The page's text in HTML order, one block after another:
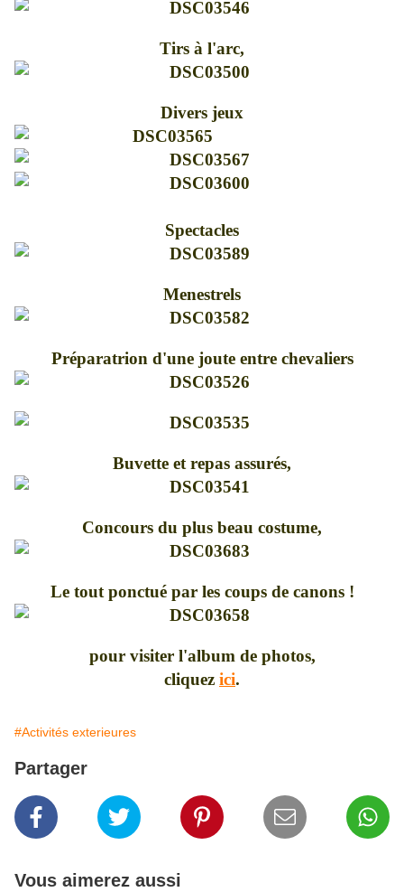
Tirs à l'arc,
Divers jeux
Spectacles
Menestrels
Préparatrion d'une joute entre chevaliers
Buvette et repas assurés,
Concours du plus beau costume,
Le tout ponctué par les coups de canons !
pour visiter l'album de photos,
cliquez ici.
#Activités exterieures
Partager
Vous aimerez aussi